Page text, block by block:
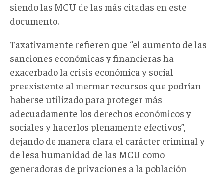
siendo las MCU de las más citadas en este
documento.
Taxativamente refieren que “el aumento de las
sanciones económicas y financieras ha
exacerbado la crisis económica y social
preexistente al mermar recursos que podrían
haberse utilizado para proteger más
adecuadamente los derechos económicos y
sociales y hacerlos plenamente efectivos”,
dejando de manera clara el carácter criminal y
de lesa humanidad de las MCU como
generadoras de privaciones a la población